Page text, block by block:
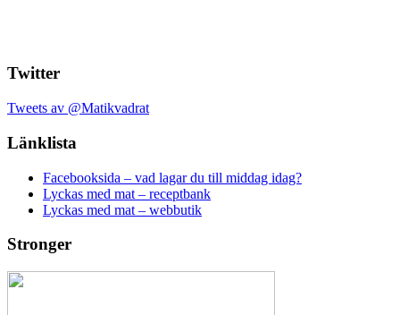
Twitter
Tweets av @Matikvadrat
Länklista
Facebooksida – vad lagar du till middag idag?
Lyckas med mat – receptbank
Lyckas med mat – webbutik
Stronger